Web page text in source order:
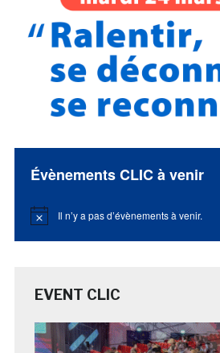
Évènements CLIC à venir
Notice Il n’y a pas d’évènements à venir.
EVENT CLIC